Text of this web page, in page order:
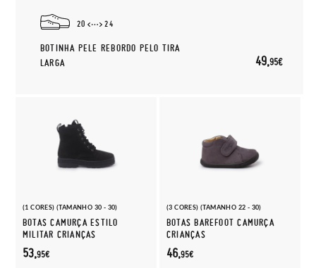
20 24
BOTINHA PELE REBORDO PELO TIRA
LARGA
49,95€
(1 CORES) (TAMANHO 30 - 30)
BOTAS CAMURÇA ESTILO
MILITAR CRIANÇAS
53,95€
(3 CORES) (TAMANHO 22 - 30)
BOTAS BAREFOOT CAMURÇA
CRIANÇAS
46,95€